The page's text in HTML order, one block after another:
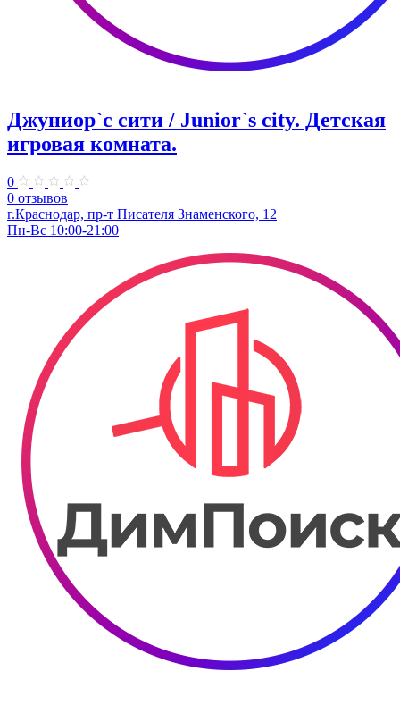
Джуниор`с сити / Junior`s city. ​Детская
игровая комната.
0
0 отзывов
​г.Краснодар, пр-т Писателя Знаменского, 12
Пн-Вс 10:00-21:00